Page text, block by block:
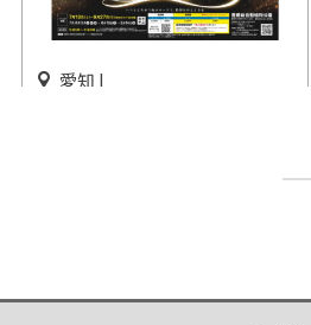
愛知 |